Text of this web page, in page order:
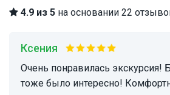
4.9 из 5 на основании 22
Ксения
Очень понравилась экскурсия! Были с детьми, им
тоже было интересно!